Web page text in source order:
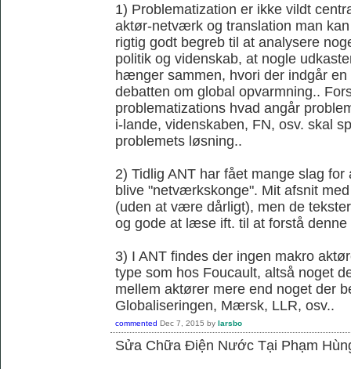
1) Problematization er ikke vildt
aktør-netværk og translation man
rigtig godt begreb til at analysere
politik og videnskab, at nogle
hænger sammen, hvori der indgår
debatten om global opvarmning..
problematizations hvad angår
i-lande, videnskaben, FN, osv. skal
problemets løsning..
2) Tidlig ANT har fået mange slag
blive "netværkskonge". Mit afsnit
(uden at være dårligt), men de
og gode at læse ift. til at forstå denne
3) I ANT findes der ingen makro
type som hos Foucault, altså noget
mellem aktører mere end noget der
Globaliseringen, Mærsk, LLR, osv..
commented Dec 7, 2015 by larsbo
Sửa Chữa Điện Nước Tại Phạm